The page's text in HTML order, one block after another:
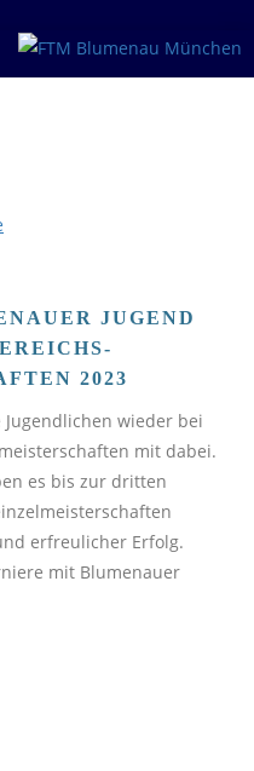
JUGEND
2023
wieder bei
mit dabei.
es bis zur dritten
erfreulicher Erfolg.
mit Blumenauer